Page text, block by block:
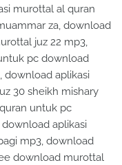
murottal al quran
za, download
juz 22 mp3,
pc download
download aplikasi
30 sheikh mishary
untuk pc
aplikasi
mp3, download
download murottal